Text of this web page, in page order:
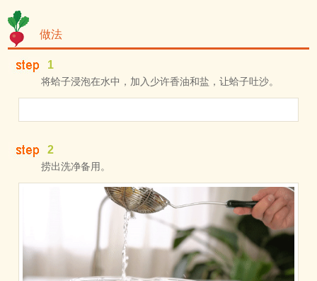
做法
1
将蛤子浸泡在水中，加入少许香油和盐，让蛤子吐沙。
2
捞出洗净备用。